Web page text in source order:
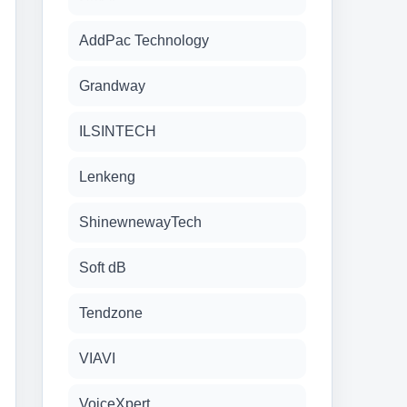
AddPac Technology
Grandway
ILSINTECH
Lenkeng
ShinewnewayTech
Soft dB
Tendzone
VIAVI
VoiceXpert